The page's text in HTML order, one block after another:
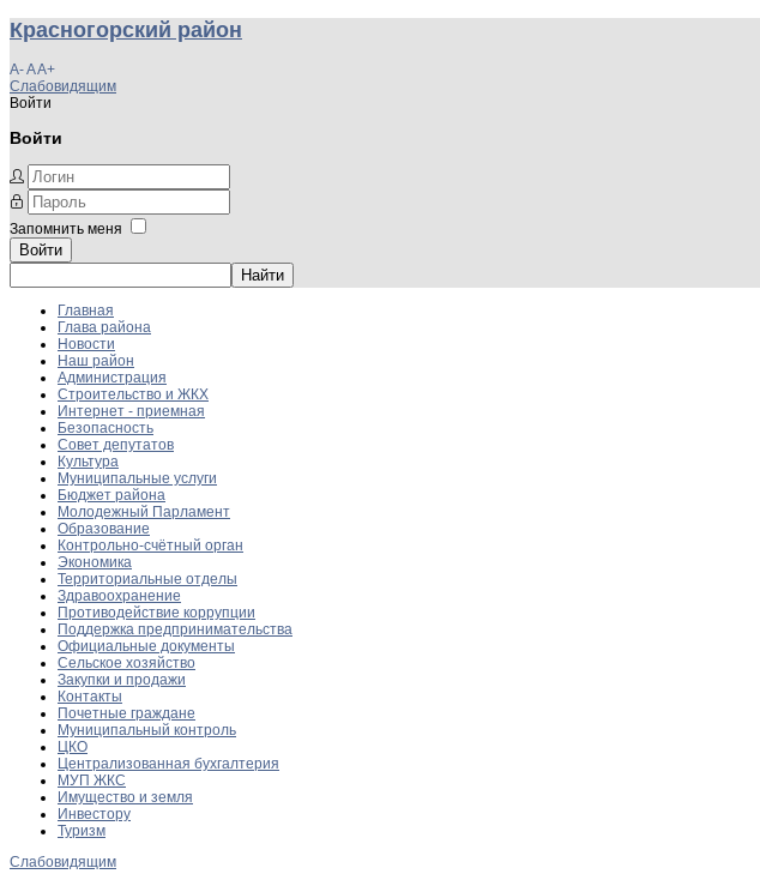
Красногорский район
A-AA+
Слабовидящим
Войти
Войти
Запомнить меня
Войти
Главная
Глава района
Новости
Наш район
Администрация
Строительство и ЖКХ
Интернет - приемная
Безопасность
Совет депутатов
Культура
Муниципальные услуги
Бюджет района
Молодежный Парламент
Образование
Контрольно-счётный орган
Экономика
Территориальные отделы
Здравоохранение
Противодействие коррупции
Поддержка предпринимательства
Официальные документы
Сельское хозяйство
Закупки и продажи
Контакты
Почетные граждане
Муниципальный контроль
ЦКО
Централизованная бухгалтерия
МУП ЖКС
Имущество и земля
Инвестору
Туризм
Слабовидящим